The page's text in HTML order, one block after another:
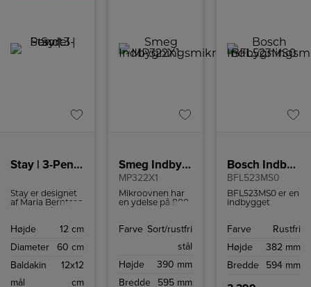
Stay | 3-Pendel | Sort
Stay er designet
af Maria Berntsen
tidløst
Skærmens skrå
åben og pegende
der kan stråle
Højde
12 cm
Diameter
60 cm
Baldakin
mål
12x12
cm
Smeg Indbygningsmikroovn
MP322X1
Mikroovnen har
en ydelse på 800
Farve Sort/rustfri
stål
Højde
390 mm
Bredde
595 mm
Bosch Indbygningsmikrovn
BFL523MS0
BFL523MS0 er en
indbygget
volumen på 20
maksimal effekt
5 effekttilstande.
Farve
Rustfri
Højde
382 mm
Bredde
594 mm